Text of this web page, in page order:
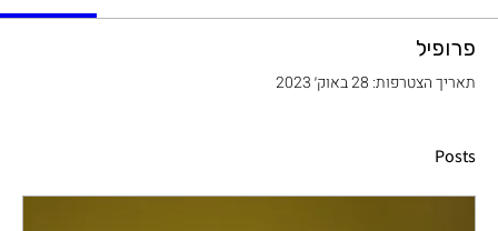
פרופיל
תאריך הצטרפות: 28 באוק׳ 2023
Posts